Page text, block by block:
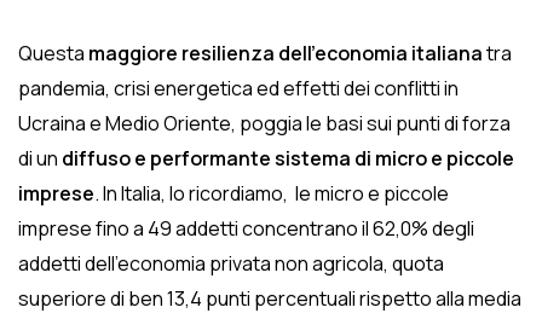
Questa maggiore resilienza dell’economia italianatra
pandemia, crisi energetica ed effetti dei conflitti in
Ucraina e Medio Oriente, poggia le basi sui punti di forza
di un diffuso e performante sistema di micro e piccole
imprese. In Italia, lo ricordiamo, le micro e piccole
imprese fino a 49 addetti concentrano il 62,0% degli
addetti dell’economia privata non agricola, quota
superiore di ben 13,4 punti percentuali rispetto alla media